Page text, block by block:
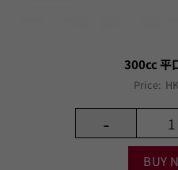
300cc 平
Price:
-
BUY